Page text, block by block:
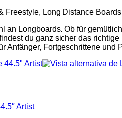
Freestyle, Long Distance Boards
an Longboards. Ob für
du ganz sicher das
Anfänger, Fortgeschrittene
Artist